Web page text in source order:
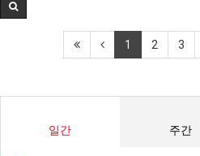
1 2 3
일간 주간